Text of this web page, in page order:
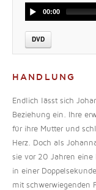
00:00
DVD
HANDLUNG
Endlich lässt sich
Beziehung ein. Ihre
für ihre Mutter und
Herz. Doch als
sie vor 20 Jahren eine
in einer
mit schwerwiegenden